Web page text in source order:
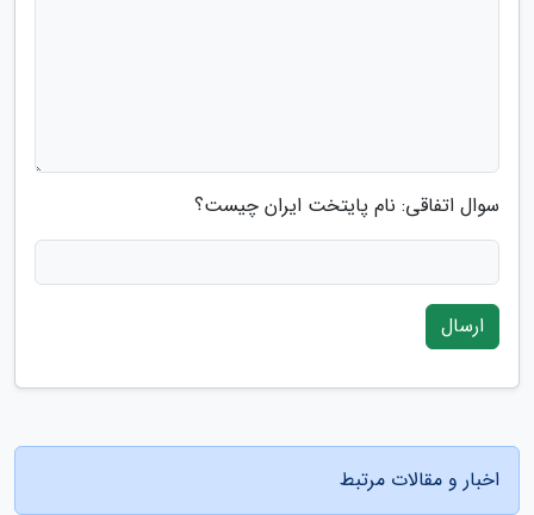
سوال اتفاقی: نام پایتخت ایران چیست؟
ارسال
اخبار و مقالات مرتبط